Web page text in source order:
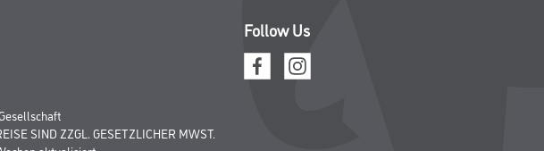
Follow Us
SIND ZZGL. GESETZLICHER MWST.